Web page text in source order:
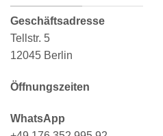
Geschäftsadresse
Tellstr. 5
12045 Berlin
Öffnungszeiten
WhatsApp